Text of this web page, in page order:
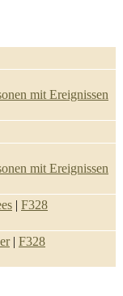
| F328
| F328